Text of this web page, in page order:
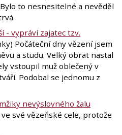
to nesnesitelné a nevěděl
- vypráví zajatec tzv.
Počáteční dny vězení jsem
a studu. Velký obrat nastal
vstoupil muž oblečený v
Podobal se jednomu z
nevýslovného žalu
své vězeňské cele, protože